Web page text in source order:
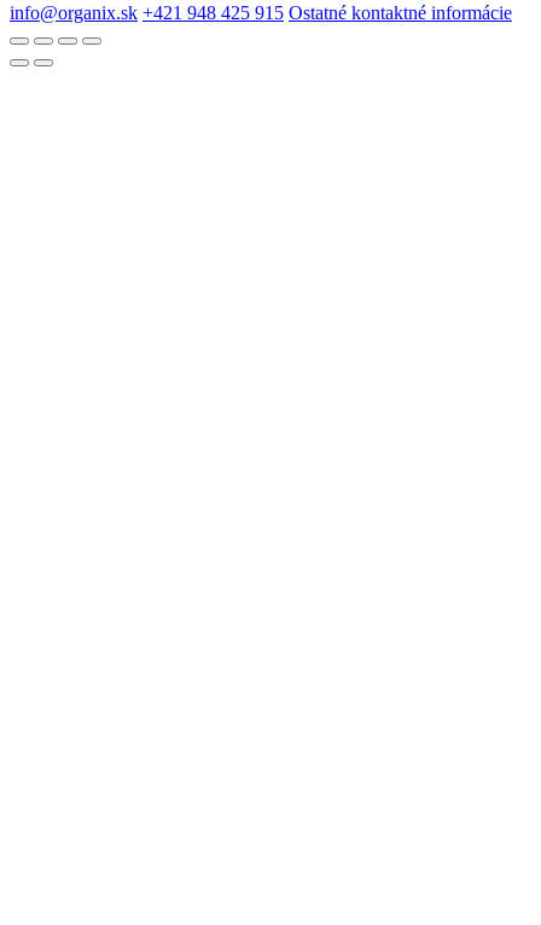
info@organix.sk +421 948 425 915 Ostatné kontaktné informácie